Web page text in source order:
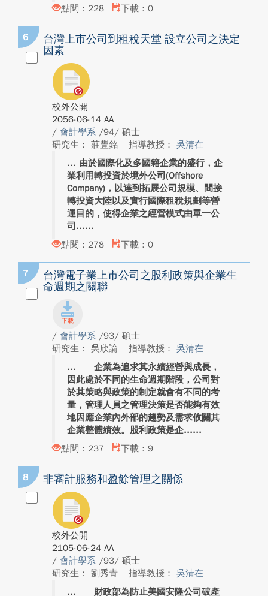
點閱：228 下載：0
6
台灣上市公司到租稅天堂 設立公司之決定
因素
校外公開
2056-06-14 AA
/ 會計學系 /94/ 碩士
研究生： 莊豐銘
指導教授： 吳清在
由於國際化及多國籍企業的盛行，企
業利用轉投資於境外公司(Offshore
Company)，以達到拓展公司規模、間接
轉投資大陸以及實行國際租稅規劃等營
運目的，使得企業之經營模式由單一公
司...
點閱：278
下載：0
7
台灣電子業上市公司之股利政策與企業生
命週期之關聯
/ 會計學系 /93/ 碩士
研究生： 吳欣諭
指導教授： 吳清在
企業為追求其永續經營與成長，
因此處於不同的生命週期階段，公司對
於其策略與政策的制定就會有不同的考
量，管理人員之管理決策是否能夠有效
地因應企業內外部的趨勢及需求攸關其
企業整體績效。股利政策是企...
點閱：237
下載：9
8 非審計服務和盈餘管理之關係
校外公開
2105-06-24 AA
/ 會計學系 /93/ 碩士
研究生： 劉秀青
指導教授： 吳清在
財政部為防止美國安隆公司破產